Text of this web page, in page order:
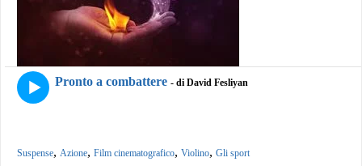
Pronto a combattere - di David Fesliyan
Suspense, Azione, Film cinematografico, Violino, Gli sport